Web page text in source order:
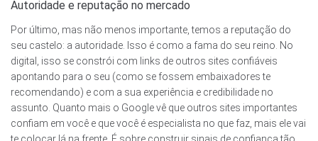
Autoridade e reputação no mercado
Por último, mas não menos importante, temos a reputação do
seu castelo: a autoridade. Isso é como a fama do seu reino. No
digital, isso se constrói com links de outros sites confiáveis
apontando para o seu (como se fossem embaixadores te
recomendando) e com a sua experiência e credibilidade no
assunto. Quanto mais o Google vê que outros sites importantes
confiam em você e que você é especialista no que faz, mais ele vai